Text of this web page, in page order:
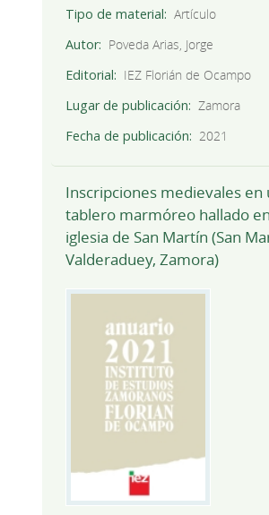
Tipo de material
Artículo
Autor
Poveda Arias, Jorge
Editorial
IEZ Florián de Ocampo
Lugar de publicación
Zamora
Fecha de publicación
2021
Inscripciones medievales en
tablero marmóreo hallado
iglesia de San Martín (San
Valderaduey, Zamora)